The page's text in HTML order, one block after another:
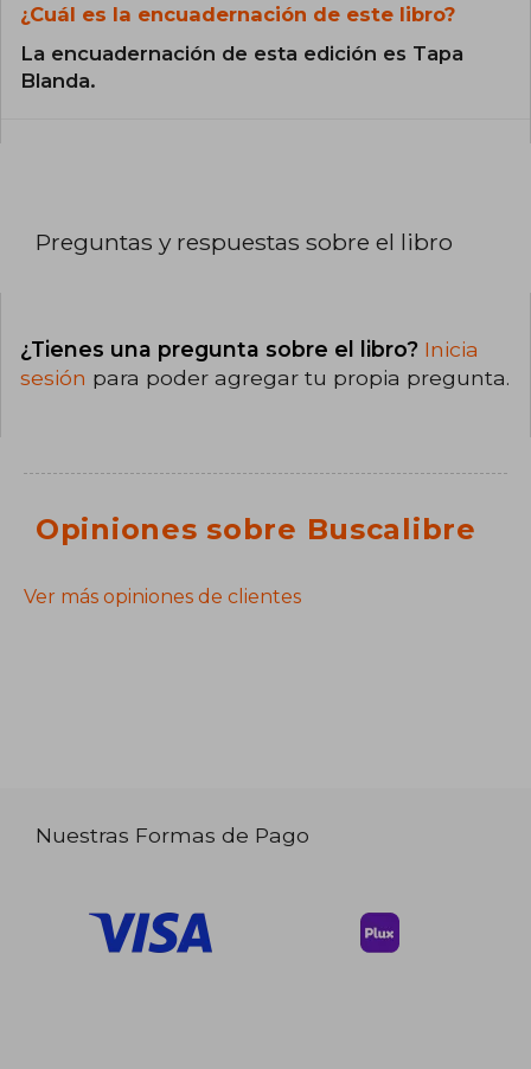
¿Cuál es la encuadernación de este libro?
La encuadernación de esta edición es Tapa
Blanda.
Preguntas y respuestas sobre el libro
¿Tienes una pregunta sobre el libro? Inicia
sesión para poder agregar tu propia pregunta.
Opiniones sobre Buscalibre
Ver más opiniones de clientes
Nuestras Formas de Pago